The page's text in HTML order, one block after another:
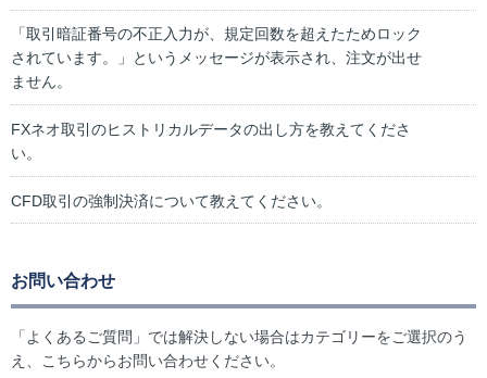
「取引暗証番号の不正入力が、規定回数を超えたためロック
されています。」というメッセージが表示され、注文が出せ
ません。
FXネオ取引のヒストリカルデータの出し方を教えてくださ
い。
CFD取引の強制決済について教えてください。
お問い合わせ
「よくあるご質問」では解決しない場合はカテゴリーをご選択のう
え、こちらからお問い合わせください。